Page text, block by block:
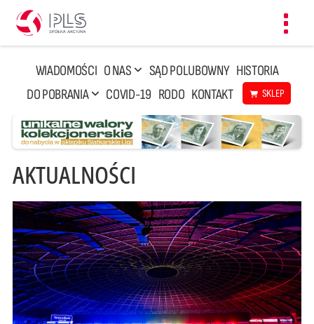
WIADOMOŚCI O NAS SĄD POLUBOWNY HISTORIA
DO POBRANIA
COVID-19 RODO KONTAKT SKLEP
AKTUALNOŚCI